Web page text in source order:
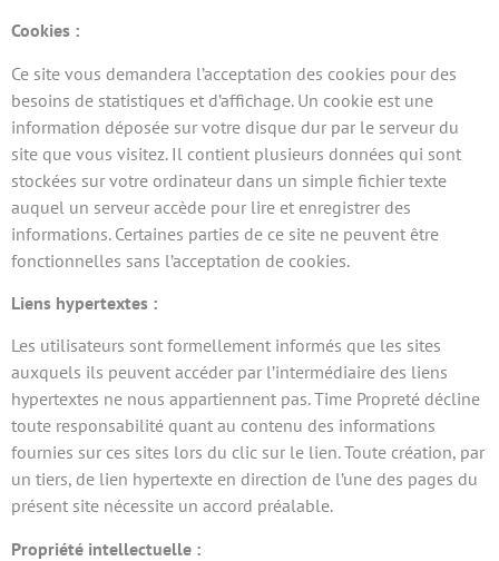
Cookies :
Ce site vous demandera l’acceptation des cookies pour des
besoins de statistiques et d’affichage. Un cookie est une
information déposée sur votre disque dur par le serveur du
site que vous visitez. Il contient plusieurs données qui sont
stockées sur votre ordinateur dans un simple fichier texte
auquel un serveur accède pour lire et enregistrer des
informations. Certaines parties de ce site ne peuvent être
fonctionnelles sans l’acceptation de cookies.
Liens hypertextes :
Les utilisateurs sont formellement informés que les sites
auxquels ils peuvent accéder par l’intermédiaire des liens
hypertextes ne nous appartiennent pas. Time Propreté décline
toute responsabilité quant au contenu des informations
fournies sur ces sites lors du clic sur le lien. Toute création, par
un tiers, de lien hypertexte en direction de l’une des pages du
présent site nécessite un accord préalable.
Propriété intellectuelle :